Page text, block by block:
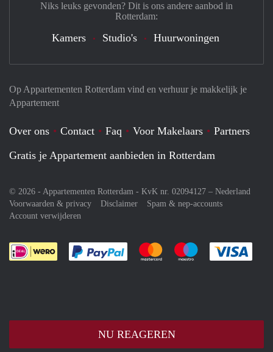
NU REAGEREN
Op Appartementen Rotterdam vind en verhuur je makkelijk je
Appartement
Over ons Contact Faq Voor Makelaars
Partners
Gratis je Appartement aanbieden in Rotterdam
© 2026 - Appartementen Rotterdam - KvK nr. 02094127 – Nederland
Voorwaarden & privacy
Disclaimer
Spam & nep-accounts
Account verwijderen
Je rekent gemakkelijk af met Paypal
Je rekent gemakkelijk af met
Je rekent
Niks leuks gevonden? Dit is ons andere aanbod in
Rotterdam:
Kamers Studio's Huurwoningen